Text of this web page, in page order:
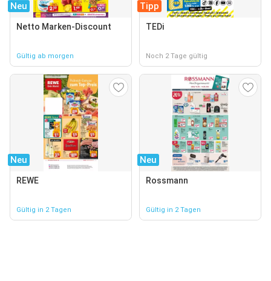
Neu
Netto Marken-Discount
Gültig ab morgen
Tipp
TEDi
Noch 2 Tage gültig
Neu
REWE
Gültig in 2 Tagen
Neu
Rossmann
Gültig in 2 Tagen